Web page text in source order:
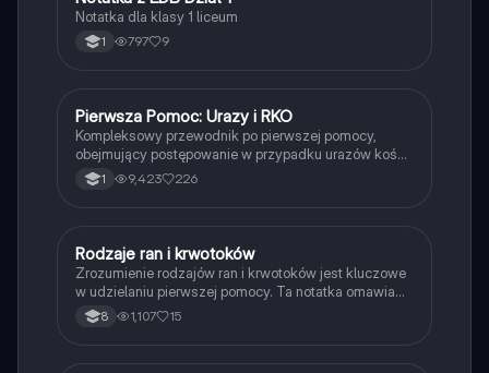
Notatka dla klasy 1 liceum
1 797 9
Edukacja dla bezpieczeństwa
Pierwsza Pomoc: Urazy i RKO
Kompleksowy przewodnik po pierwszej pomocy,
obejmujący postępowanie w przypadku urazów kości
i stawów, oparzeń, odmrożeń oraz resuscytację
krążeniowo-oddechową (RKO). Dowiedz się, jak
w organizmie. Idealne dla studentów medycyny i
osób pragnących zdobyć wiedzę z zakresu pierwszej
pomocy.
1 9,423 226
Edukacja dla bezpieczeństwa
Rodzaje ran i krwotoków
Zrozumienie rodzajów ran i krwotoków jest kluczowe
w udzielaniu pierwszej pomocy. Ta notatka omawia
różne typy ran, ich charakterystykę oraz odpowiednie
postępowanie w przypadku krwawienia. Dowiedz się,
8 1,107 15